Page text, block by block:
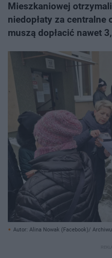
Mieszkaniowej
niedopłaty za centralne
muszą dopłacić nawet
Autor: Alina Nowak (Facebook)/